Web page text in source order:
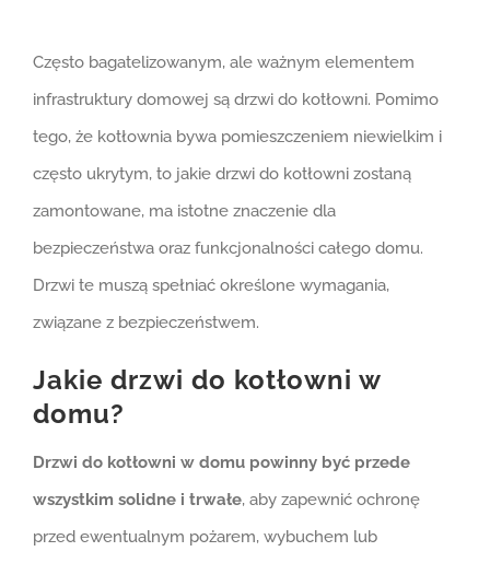
Często bagatelizowanym, ale ważnym elementem
infrastruktury domowej są drzwi do kotłowni. Pomimo
tego, że kotłownia bywa pomieszczeniem niewielkim i
często ukrytym, to jakie drzwi do kotłowni zostaną
zamontowane, ma istotne znaczenie dla
bezpieczeństwa oraz funkcjonalności całego domu.
Drzwi te muszą spełniać określone wymagania,
związane z bezpieczeństwem.
Jakie drzwi do kotłowni w
domu?
Drzwi do kotłowni w domu powinny być przede
wszystkim solidne i trwałe, aby zapewnić ochronę
przed ewentualnym pożarem, wybuchem lub